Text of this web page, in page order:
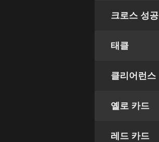
크로스 성공
태클
클리어런스
옐로 카드
레드 카드